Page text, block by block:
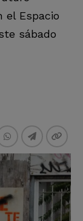
el Espacio
sábado